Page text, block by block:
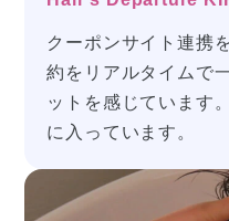
クーポンサイト連携
約をリアルタイムで
ットを感じています
に入っています。